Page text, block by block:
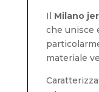
Il Milano
che unisce
materiale